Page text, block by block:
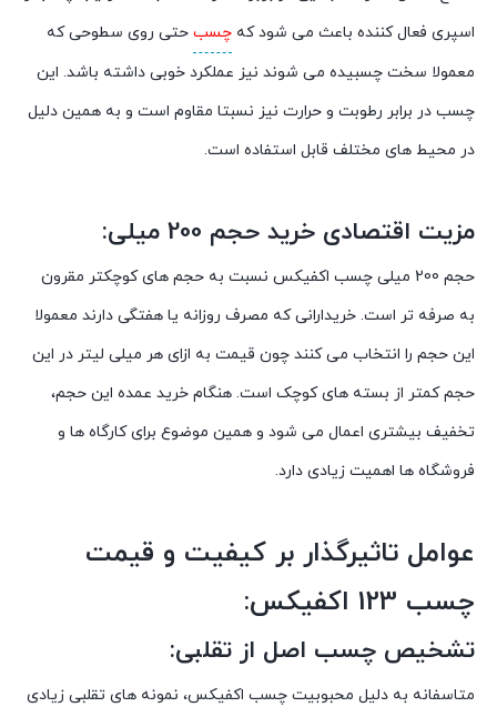
اسپری فعال کننده باعث می شود که چسب حتی روی سطوحی که
معمولا سخت چسبیده می شوند نیز عملکرد خوبی داشته باشد. این
چسب در برابر رطوبت و حرارت نیز نسبتا مقاوم است و به همین دلیل
در محیط های مختلف قابل استفاده است.
مزیت اقتصادی خرید حجم 200 میلی:
حجم 200 میلی چسب اکفیکس نسبت به حجم های کوچکتر مقرون
به صرفه تر است. خریدارانی که مصرف روزانه یا هفتگی دارند معمولا
این حجم را انتخاب می کنند چون قیمت به ازای هر میلی لیتر در این
حجم کمتر از بسته های کوچک است. هنگام خرید عمده این حجم،
تخفیف بیشتری اعمال می شود و همین موضوع برای کارگاه ها و
فروشگاه ها اهمیت زیادی دارد.
عوامل تاثیرگذار بر کیفیت و قیمت
چسب 123 اکفیکس:
تشخیص چسب اصل از تقلبی:
متاسفانه به دلیل محبوبیت چسب اکفیکس، نمونه های تقلبی زیادی